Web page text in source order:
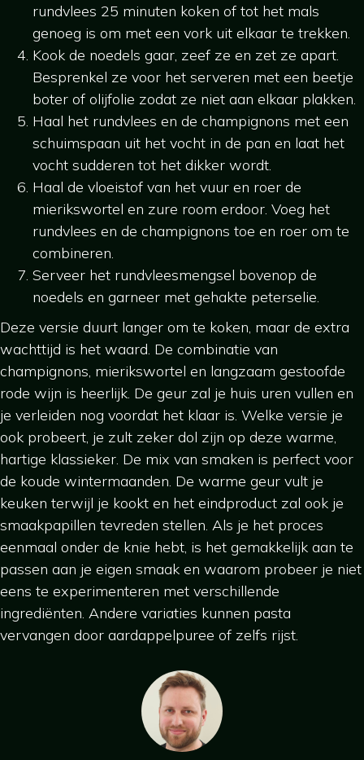
rundvlees 25 minuten koken of tot het mals
genoeg is om met een vork uit elkaar te trekken.
Kook de noedels gaar, zeef ze en zet ze apart.
Besprenkel ze voor het serveren met een beetje
boter of olijfolie zodat ze niet aan elkaar plakken.
Haal het rundvlees en de champignons met een
schuimspaan uit het vocht in de pan en laat het
vocht sudderen tot het dikker wordt.
Haal de vloeistof van het vuur en roer de
mierikswortel en zure room erdoor. Voeg het
rundvlees en de champignons toe en roer om te
combineren.
Serveer het rundvleesmengsel bovenop de
noedels en garneer met gehakte peterselie.
Deze versie duurt langer om te koken, maar de extra
wachttijd is het waard. De combinatie van
champignons, mierikswortel en langzaam gestoofde
rode wijn is heerlijk. De geur zal je huis uren vullen en
je verleiden nog voordat het klaar is. Welke versie je
ook probeert, je zult zeker dol zijn op deze warme,
hartige klassieker. De mix van smaken is perfect voor
de koude wintermaanden. De warme geur vult je
keuken terwijl je kookt en het eindproduct zal ook je
smaakpapillen tevreden stellen. Als je het proces
eenmaal onder de knie hebt, is het gemakkelijk aan te
passen aan je eigen smaak en waarom probeer je niet
eens te experimenteren met verschillende
ingrediënten. Andere variaties kunnen pasta
vervangen door aardappelpuree of zelfs rijst.